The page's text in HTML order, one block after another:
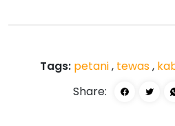
Tags: petani, tewas,
Share: